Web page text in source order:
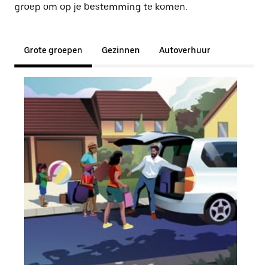
groep om op je bestemming te komen.
Grote groepen Gezinnen Autoverhuur